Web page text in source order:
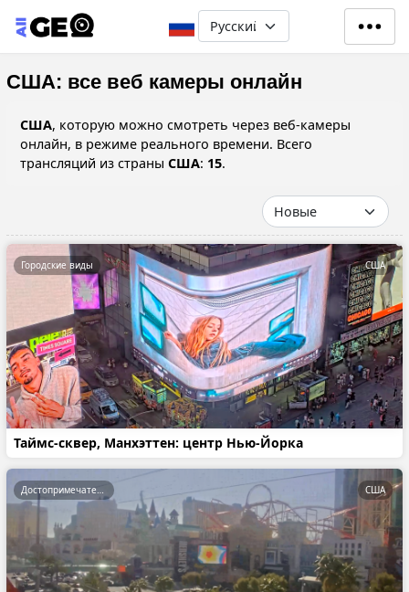
Перейти к основному
Select your language
США: все веб камеры онлайн
США, которую можно смотреть через веб-камеры
онлайн, в режиме реального времени. Всего
трансляций из страны США: 15.
Таймс-сквер, Манхэттен: центр Нью-Йорка
Городские виды США
Достопримечательности США